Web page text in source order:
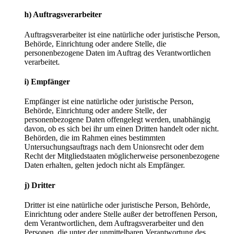
h) Auftragsverarbeiter
Auftragsverarbeiter ist eine natürliche oder juristische Person,
Behörde, Einrichtung oder andere Stelle, die
personenbezogene Daten im Auftrag des Verantwortlichen
verarbeitet.
i) Empfänger
Empfänger ist eine natürliche oder juristische Person,
Behörde, Einrichtung oder andere Stelle, der
personenbezogene Daten offengelegt werden, unabhängig
davon, ob es sich bei ihr um einen Dritten handelt oder nicht.
Behörden, die im Rahmen eines bestimmten
Untersuchungsauftrags nach dem Unionsrecht oder dem
Recht der Mitgliedstaaten möglicherweise personenbezogene
Daten erhalten, gelten jedoch nicht als Empfänger.
j) Dritter
Dritter ist eine natürliche oder juristische Person, Behörde,
Einrichtung oder andere Stelle außer der betroffenen Person,
dem Verantwortlichen, dem Auftragsverarbeiter und den
Personen, die unter der unmittelbaren Verantwortung des